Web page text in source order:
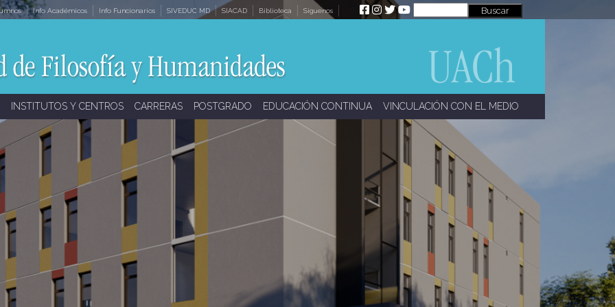
Info Académicos Info Funcionarios SIVEDUC MD SIACAD Biblioteca Síguenos
INSTITUTOS Y CENTROS CARRERAS POSTGRADO EDUCACIÓN CONTINUA VINCULACIÓN CON EL MEDIO